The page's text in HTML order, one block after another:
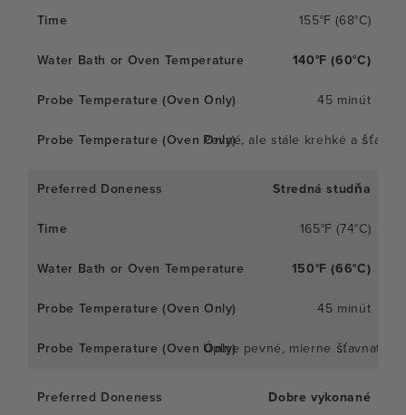
155°F (68°C)
140°F (60°C)
45 minút
Pevné, ale stále krehké a
Stredná studňa
165°F (74°C)
150°F (66°C)
45 minút
Úplne pevné, mierne šťavnaté
Dobre vykonané